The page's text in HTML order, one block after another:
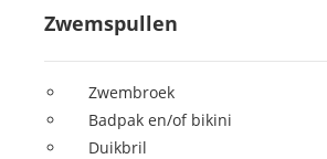
Zwemspullen
Zwembroek
Badpak en/of bikini
Duikbril